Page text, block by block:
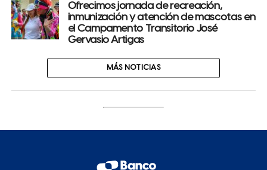
Ofrecimos jornada de recreación,
inmunización y atención de mascotas en
el Campamento Transitorio José
Gervasio Artigas
MÁS NOTICIAS